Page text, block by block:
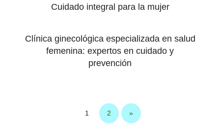
Cuidado integral para la mujer
Clínica ginecológica especializada en salud
femenina: expertos en cuidado y
prevención
1 2 »